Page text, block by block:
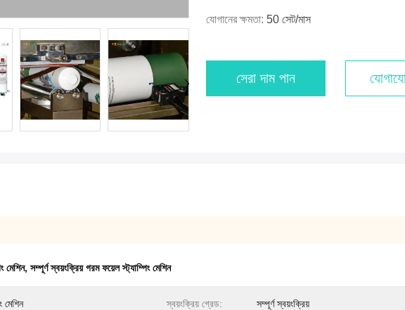
যোগানের ক্ষমতা: 50 সেট/মাস
সেরা দাম পান
মেশিন, সম্পূর্ণ স্বয়ংক্রিয় গরম ফয়েল স্ট্যাম্পিং মেশিন
মেশিন স্বয়ংক্রিয় গ্রেড: সম্পূর্ণ স্বয়ংক্রিয়